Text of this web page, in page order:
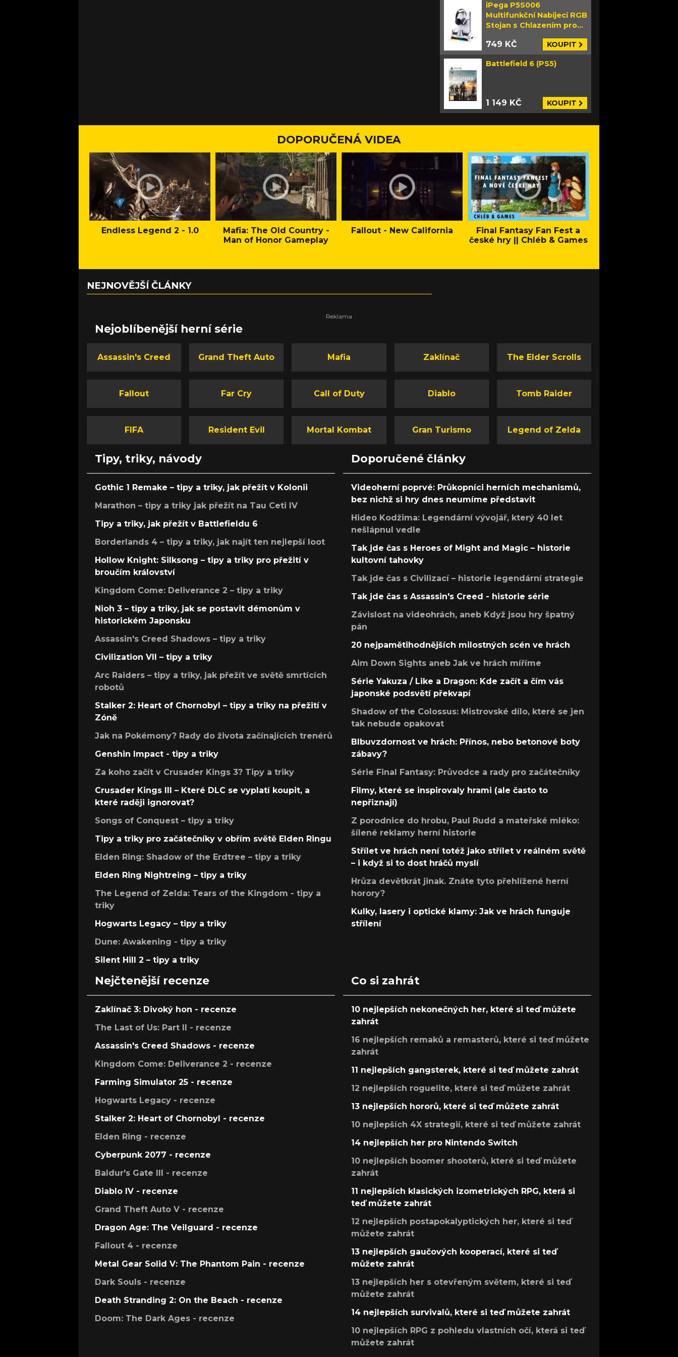
iPega P5S006
Multifunkční Nabíjecí RGB
Stojan s Chlazením pro
749 KČ KOUPIT
Battlefield 6 (PS5)
1 149 KČ KOUPIT
DOPORUČENÁ VIDEA
Endless Legend 2 - 1.0
Mafia: The Old Country -
Man of Honor Gameplay
Fallout - New California
Final Fantasy Fan Fest a
české hry || Chléb & Games
NEJNOVĚJŠÍ ČLÁNKY
Nejoblíbenější herní série
Assassin's Creed Grand Theft Auto Mafia Zaklínač The Elder Scrolls
Fallout Far Cry Call of Duty Diablo Tomb Raider
FIFA Resident Evil Mortal Kombat Gran Turismo Legend of Zelda
Tipy, triky, návody
Gothic 1 Remake – tipy a triky, jak přežít v Kolonii
Marathon – tipy a triky jak přežít na Tau Ceti IV
Tipy a triky, jak přežít v Battlefieldu 6
Borderlands 4 – tipy a triky, jak najít ten nejlepší loot
Hollow Knight: Silksong – tipy a triky pro přežití v
broučím království
Kingdom Come: Deliverance 2 – tipy a triky
Nioh 3 – tipy a triky, jak se postavit démonům v
historickém Japonsku
Assassin's Creed Shadows – tipy a triky
Civilization VII – tipy a triky
Arc Raiders – tipy a triky, jak přežít ve světě smrtících
robotů
Stalker 2: Heart of Chornobyl – tipy a triky na přežití v
Zóně
Jak na Pokémony? Rady do života začínajících trenérů
Genshin Impact - tipy a triky
Za koho začít v Crusader Kings 3? Tipy a triky
Crusader Kings III – Které DLC se vyplatí koupit, a
které raději ignorovat?
Songs of Conquest – tipy a triky
Tipy a triky pro začátečníky v obřím světě Elden Ringu
Elden Ring: Shadow of the Erdtree – tipy a triky
Elden Ring Nightreing – tipy a triky
The Legend of Zelda: Tears of the Kingdom - tipy a
triky
Hogwarts Legacy – tipy a triky
Dune: Awakening - tipy a triky
Silent Hill 2 – tipy a triky
Doporučené články
Videoherní poprvé: Průkopníci herních mechanismů,
bez nichž si hry dnes neumíme představit
Hideo Kodžima: Legendární vývojář, který 40 let
nešlápnul vedle
Tak jde čas s Heroes of Might and Magic – historie
kultovní tahovky
Tak jde čas s Civilizací – historie legendární strategie
Tak jde čas s Assassin's Creed - historie série
Závislost na videohrách, aneb Když jsou hry špatný
pán
20 nejpamětihodnějších milostných scén ve hrách
Aim Down Sights aneb Jak ve hrách míříme
Série Yakuza / Like a Dragon: Kde začít a čím vás
japonské podsvětí překvapí
Shadow of the Colossus: Mistrovské dílo, které se jen
tak nebude opakovat
Blbuvzdornost ve hrách: Přínos, nebo betonové boty
zábavy?
Série Final Fantasy: Průvodce a rady pro začátečníky
Filmy, které se inspirovaly hrami (ale často to
nepřiznají)
Z porodnice do hrobu, Paul Rudd a mateřské mléko:
šílené reklamy herní historie
Střílet ve hrách není totéž jako střílet v reálném světě
– i když si to dost hráčů myslí
Hrůza devětkrát jinak. Znáte tyto přehlížené herní
horory?
Kulky, lasery i optické klamy: Jak ve hrách funguje
střílení
Nejčtenější recenze
Zaklínač 3: Divoký hon - recenze
The Last of Us: Part II - recenze
Assassin's Creed Shadows - recenze
Kingdom Come: Deliverance 2 - recenze
Farming Simulator 25 - recenze
Hogwarts Legacy - recenze
Stalker 2: Heart of Chornobyl - recenze
Elden Ring - recenze
Cyberpunk 2077 - recenze
Baldur's Gate III - recenze
Diablo IV - recenze
Grand Theft Auto V - recenze
Dragon Age: The Veilguard - recenze
Fallout 4 - recenze
Metal Gear Solid V: The Phantom Pain - recenze
Dark Souls - recenze
Death Stranding 2: On the Beach - recenze
Doom: The Dark Ages - recenze
Co si zahrát
10 nejlepších nekonečných her, které si teď můžete
zahrát
16 nejlepších remaků a remasterů, které si teď můžete
zahrát
11 nejlepších gangsterek, které si teď můžete zahrát
12 nejlepších roguelite, které si teď můžete zahrát
13 nejlepších hororů, které si teď můžete zahrát
10 nejlepších 4X strategií, které si teď můžete zahrát
14 nejlepších her pro Nintendo Switch
10 nejlepších boomer shooterů, které si teď můžete
zahrát
11 nejlepších klasických izometrických RPG, která si
teď můžete zahrát
12 nejlepších postapokalyptických her, které si teď
můžete zahrát
13 nejlepších gaučových kooperací, které si teď
můžete zahrát
13 nejlepších her s otevřeným světem, které si teď
můžete zahrát
14 nejlepších survivalů, které si teď můžete zahrát
10 nejlepších RPG z pohledu vlastních očí, která si teď
můžete zahrát